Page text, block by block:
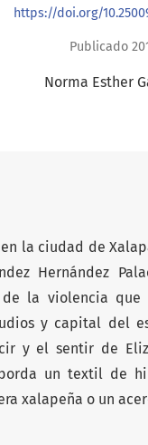
https://doi.org/
Publicado
Norma Esther
la ciudad de
Hernández
de la violencia
y capital del
y el sentir de
un textil de
xalapeña o un